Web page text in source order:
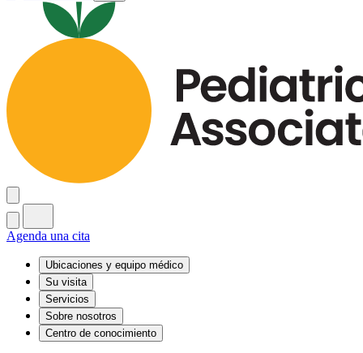
Agenda una cita
Ubicaciones y equipo médico
Su visita
Servicios
Sobre nosotros
Centro de conocimiento